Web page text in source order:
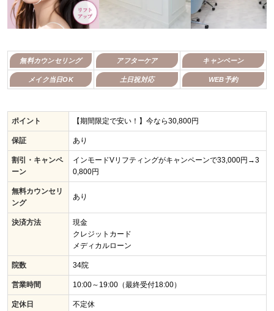
無料カウンセリング アフターケア キャンペーン
メイク当日OK 土日祝対応 WEB予約
ポイント 【期間限定で安い！】今なら30,800円
保証 あり
割引・キャンペ
ーン
インモードVリフティングがキャンペーンで33,000円→3
0,800円
無料カウンセリ
ング
あり
決済方法
現金
クレジットカード
メディカルローン
院数 34院
営業時間 10:00～19:00（最終受付18:00）
定休日 不定休